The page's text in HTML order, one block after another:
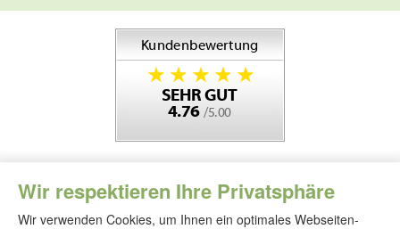
Wir respektieren Ihre Privatsphäre
Wir verwenden Cookies, um Ihnen ein optimales Webseiten-